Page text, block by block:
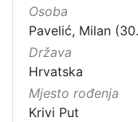
Osoba
Pavelić, Milan
Država
Hrvatska
Mjesto rođenja
Krivi Put